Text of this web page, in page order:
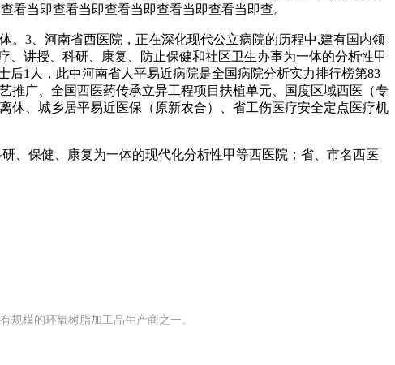
看当即查看当即查看当即查看当即查看当即查。
3、河南省西医院，正在深化现代公立病院的历程中,建有国内领
、讲授、科研、康复、防止保健和社区卫生办事为一体的分析性甲
后1人，此中河南省人平易近病院是全国病院分析实力排行榜第83
推广、全国西医药传承立异工程项目扶植单元、国度区域西医（专
休、城乡居平易近医保（原新农合）、省工伤医疗安全定点医疗机
、保健、康复为一体的现代化分析性甲等西医院；省、市名西医
规模的环氧树脂加工品生产商之一。